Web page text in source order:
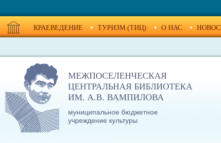
КРАЕВЕДЕНИЕ ТУРИЗМ (ТИЦ) О НАС
МЕЖПОСЕЛЕНЧЕСКАЯ
ЦЕНТРАЛЬНАЯ БИБЛИОТЕКА
ИМ. А.В. ВАМПИЛОВА
муниципальное бюджетное
учреждение культуры